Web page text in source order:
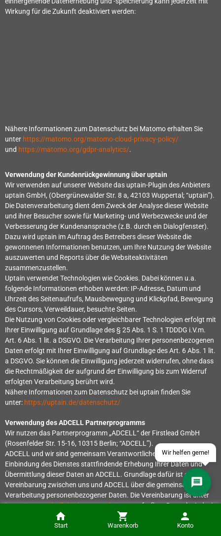
Wirkung für die Zukunft deaktiviert werden:
Nähere Informationen zum Datenschutz bei Matomo erhalten Sie
unter https://matomo.org/matomo-cloud-privacy-policy/
und https://matomo.org/gdpr-analytics/.
Verwendung der Kundenrückgewinnung über uptain
Wir verwenden auf unserer Website das uptain-Plugin des Anbieters
uptain GmbH, (Obergrünewalder Str. 8 a, 42103 Wuppertal; “uptain”).
Die Datenverarbeitung dient dem Zweck der Analyse dieser Website
und ihrer Besucher sowie für Marketing- und Werbezwecke und der
Verbesserung der Kundenansprache (z.B. durch ein Dialogfenster).
Dazu wird uptain im Auftrag des Betreibers dieser Website die
gewonnenen Informationen benutzen, um Ihre Nutzung der Website
auszuwerten und Reports über die Websiteaktivitäten
zusammenzustellen.
Uptain verwendet Technologien wie Cookies. Dabei können u.a.
folgende Informationen erhoben werden: IP-Adresse, Datum und
Uhrzeit des Seitenaufrufs, Mausbewegung und Klickpfad, Bewegung
des Cursors, Verweildauer, besuchte Seiten.
Die Nutzung von Cookies oder vergleichbarer Technologien erfolgt mit
Ihrer Einwilligung auf Grundlage des § 25 Abs. 1 S. 1 TDDDG i.V.m.
Art. 6 Abs. 1 lit. a DSGVO. Die Verarbeitung Ihrer personenbezogenen
Daten erfolgt mit Ihrer Einwilligung auf Grundlage des Art. 6 Abs. 1 lit.
a DSGVO. Sie können die Einwilligung jederzeit widerrufen, ohne dass
die Rechtmäßigkeit der aufgrund der Einwilligung bis zum Widerruf
erfolgten Verarbeitung berührt wird.
Nähere Informationen zum Datenschutz bei uptain finden Sie
unter: https://uptain.de/datenschutz/
Verwendung des ADCELL Partnerprogramms
Wir nutzen das Partnerprogramm „ADCELL“ der Firstlead GmbH
(Rosenfelder Str. 15-16, 10315 Berlin; “ADCELL”).
ADCELL und wir sind gemeinsam Verantwortliche für die bei
Einbindung des Dienstes stattfindende Erhebung Ihrer Daten und
Übermittlung dieser Daten an ADCELL. Grundlage dafür ist eine
Vereinbarung zwischen uns und ADCELL über die gemeinsame
Verarbeitung personenbezogener Daten. Die Vereinbarung ist unter
https://www.adcell.de/datenverarbeitungaufrufbar. Danach sind wir
und ADCELL gleichermaßen für die Erfüllung der Verpflichtungen
gemäß der DSGVO, insbesondere für die Erfüllung der
Start Warenkorb Konto
Wir helfen gerne!
Über WhatsApp schreiben
Facebook Messenger
Schick uns eine eMail